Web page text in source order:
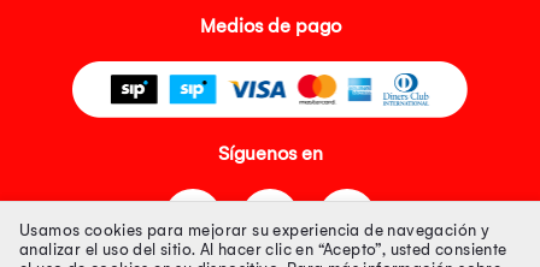
Medios de pago
Síguenos en
Usamos cookies para mejorar su experiencia de navegación y
analizar el uso del sitio. Al hacer clic en “Acepto”, usted consiente